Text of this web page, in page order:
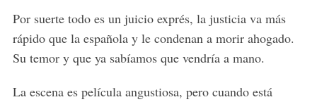
Por suerte todo es un juicio exprés, la justicia va más
rápido que la española y le condenan a morir ahogado.
Su temor y que ya sabíamos que vendría a mano.
La escena es película angustiosa, pero cuando está